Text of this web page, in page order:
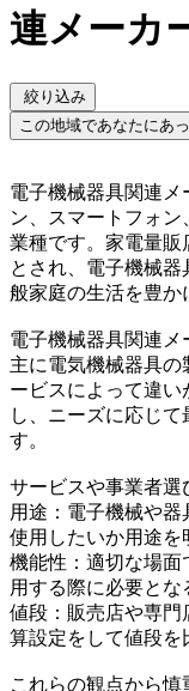
連メーカ
絞り込み
この地域であなたにあ
電子機械器具関連メ
ン、スマートフォ
業種です。家電量販
とされ、電子機械
般家庭の生活を豊か
電子機械器具関連メ
主に電気機械器具
ービスによって違
し、ニーズに応じ
す。
サービスや事業者選
用途：電子機械や
使用したいか用途を
機能性：適切な場面
用する際に必要とな
値段：販売店や専門
算設定をして値段を
これらの観点から